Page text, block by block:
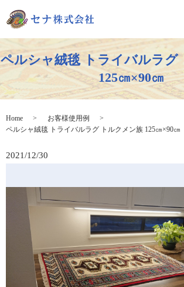
ペルシャ絨毯 トライバルラグ
125㎝×90㎝
Home
お客様使用例
ペルシャ絨毯 トライバルラグ トルクメン族 125㎝×90㎝
2021/12/30